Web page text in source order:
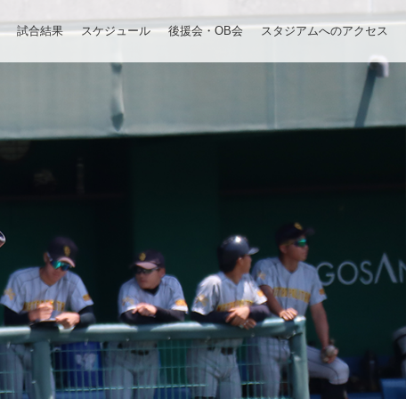
試合結果 スケジュール 後援会・OB会 スタジアムへのアクセス